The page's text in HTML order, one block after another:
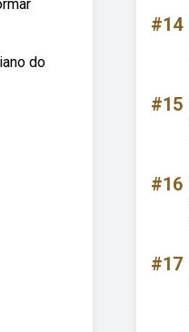
do
#14
#15
#16
#17